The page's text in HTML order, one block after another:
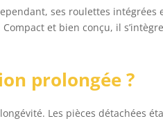
ses roulettes intégrées
et bien conçu, il s’intègre
prolongée ?
Les pièces détachées